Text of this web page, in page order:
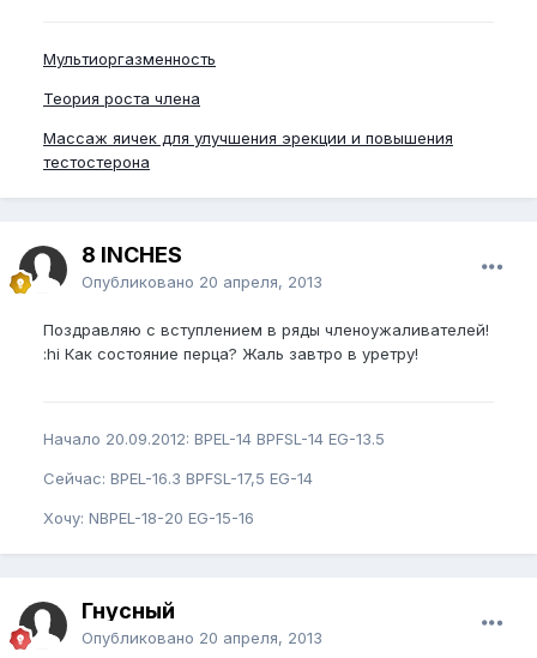
Мультиоргазменность
Теория роста члена
Массаж яичек для улучшения эрекции и повышения
тестостерона
8 INCHES
Опубликовано 20 апреля, 2013
Поздравляю с вступлением в ряды членоужаливателей!
:hi Как состояние перца? Жаль завтро в уретру!
Начало 20.09.2012: BPEL-14 BPFSL-14 EG-13.5
Сейчас: BPEL-16.3 BPFSL-17,5 EG-14
Хочу: NBPEL-18-20 EG-15-16
Гнусный
Опубликовано 20 апреля, 2013